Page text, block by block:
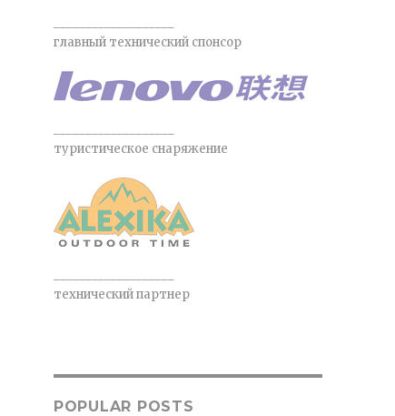
главный технический спонсор
туристическое снаряжение
технический партнер
POPULAR POSTS